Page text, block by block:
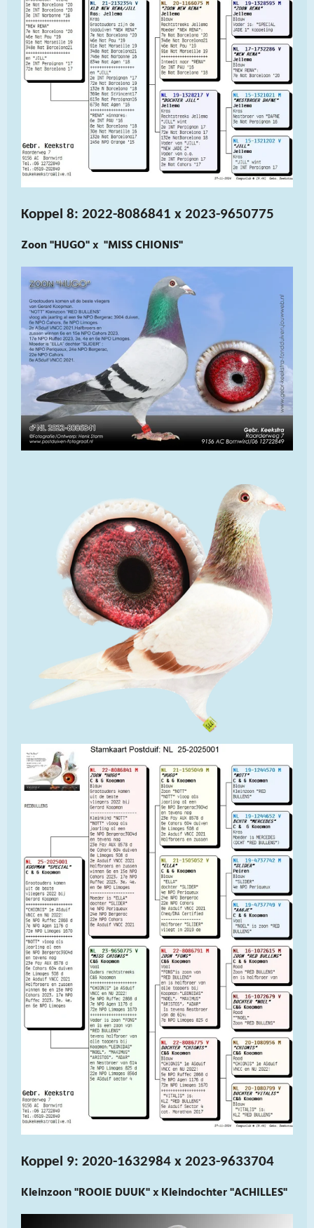
Koppel 8: 2022-8086841 x 2023-9650775
Zoon "HUGO" x "MISS CHIONIS"
Koppel 9: 2020-1632984 x 2023-9633704
Kleinzoon "ROOIE DUUK" x Kleindochter "ACHILLES"